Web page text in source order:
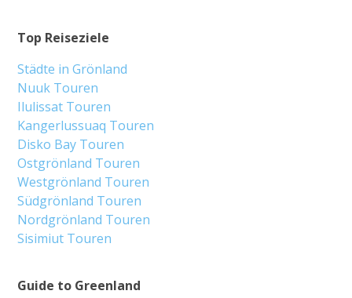
Guide to Greenland
Top Reiseziele
Städte in Grönland
Nuuk Touren
Ilulissat Touren
Kangerlussuaq Touren
Disko Bay Touren
Ostgrönland Touren
Westgrönland Touren
Südgrönland Touren
Nordgrönland Touren
Sisimiut Touren